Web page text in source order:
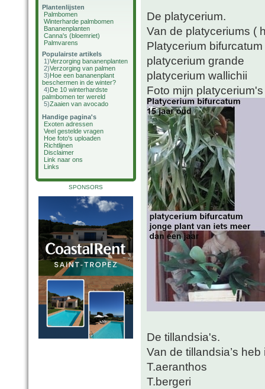
Plantenlijsten
Palmbomen
Winterharde palmbomen
Bananenplanten
Canna's (bloemriet)
Palmvarens
Populairste artikels
1)Verzorging bananenplanten
2)Verzorging van palmen
3)Hoe een bananenplant
beschermen in de winter?
4)De 10 winterhardste
palmbomen ter wereld
5)Zaaien van avocado
Handige pagina's
Exoten adressen
Veel gestelde vragen
Hoe foto's uploaden
Richtlijnen
Disclaimer
Link naar ons
Links
SPONSORS
De platycerium.
Van de platyceriums (
Platycerium bifurcatum
platycerium grande
platycerium wallichii
Foto mijn platycerium's
De tillandsia's.
Van de tillandsia’s heb
T.aeranthos
T.bergeri